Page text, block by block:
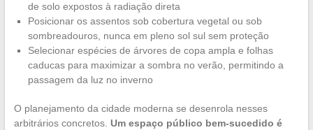
de solo expostos à radiação direta
Posicionar os assentos sob cobertura vegetal ou sob
sombreadouros, nunca em pleno sol sul sem proteção
Selecionar espécies de árvores de copa ampla e folhas
caducas para maximizar a sombra no verão, permitindo a
passagem da luz no inverno
O planejamento da cidade moderna se desenrola nesses
arbitrários concretos. Um espaço público bem-sucedido é